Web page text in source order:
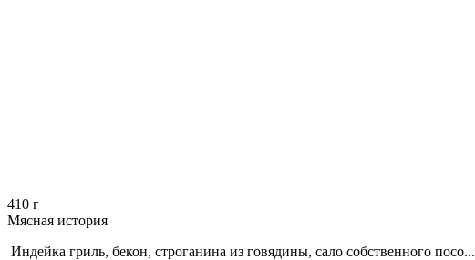
410 г
Мясная история
Индейка гриль, бекон, строганина из говядины, сало собственного посо...